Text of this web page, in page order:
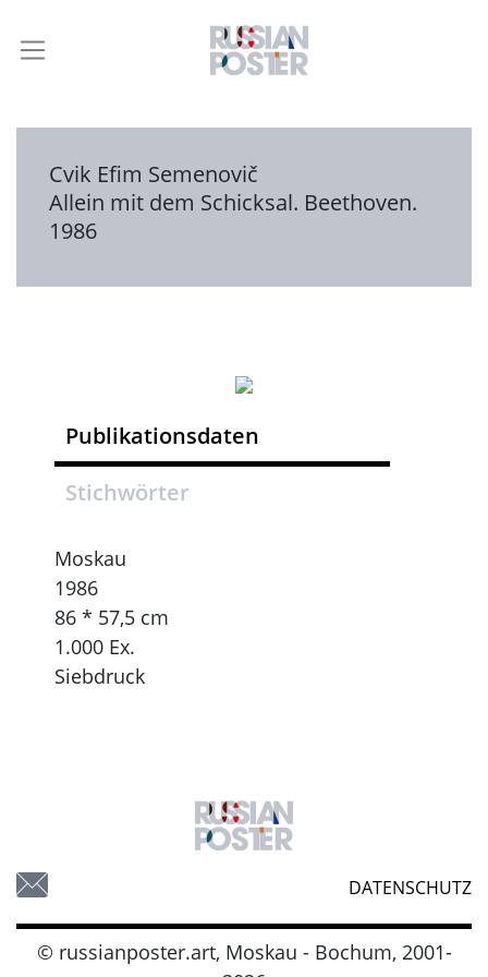
Cvik Efim Semenovič
Allein mit dem Schicksal. Beethoven.
1986
Publikationsdaten
Stichwörter
Moskau
1986
86 * 57,5 cm
1.000 Ex.
Siebdruck
DATENSCHUTZ
© russianposter.art, Moskau - Bochum, 2001-